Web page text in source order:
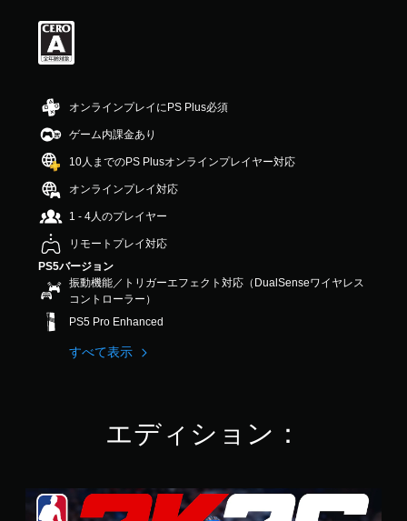
評
は
階
の
3
6
で
す
オンラインプレイにPS Plus必須
ゲーム内課金あり
10人までのPS Plusオンラインプレイヤー対応
オンラインプレイ対応
1 - 4人のプレイヤー
リモートプレイ対応
PS5バージョン
振動機能／トリガーエフェクト対応（DualSenseワイヤレス
コントローラー）
PS5 Pro Enhanced
すべて表示
エディション：
通